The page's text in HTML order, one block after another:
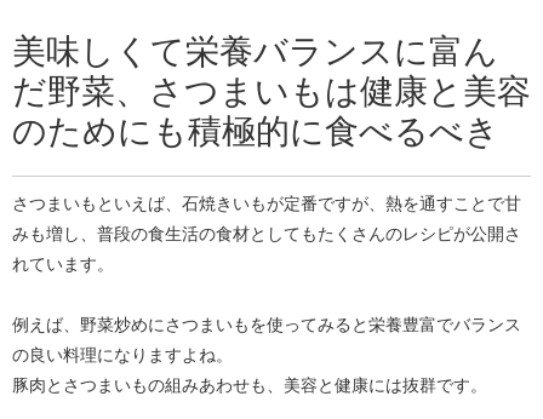
美味しくて栄養バランスに富ん
だ野菜、さつまいもは健康と美容
のためにも積極的に食べるべき
さつまいもといえば、石焼きいもが定番ですが、熱を通すことで甘
みも増し、普段の食生活の食材としてもたくさんのレシピが公開さ
れています。
例えば、野菜炒めにさつまいもを使ってみると栄養豊富でバランス
の良い料理になりますよね。
豚肉とさつまいもの組みあわせも、美容と健康には抜群です。